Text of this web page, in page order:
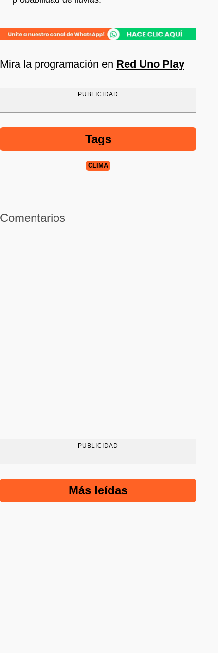
Mira la programación en Red Uno Play
PUBLICIDAD
Tags
CLIMA
Comentarios
PUBLICIDAD
Más leídas